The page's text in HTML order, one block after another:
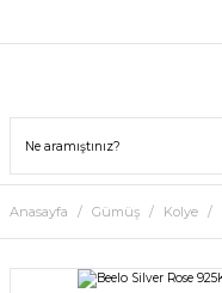
Anasayfa Gümüş Kolye